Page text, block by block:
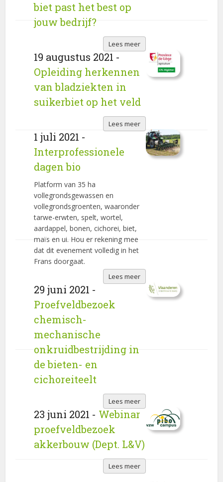
biet past het best op
jouw bedrijf?
Lees meer
19 augustus 2021 -
Opleiding herkennen
van bladziekten in
suikerbiet op het veld
Lees meer
1 juli 2021 -
Interprofessionele
dagen bio
Platform van 35 ha
vollegrondsgewassen en
vollegrondsgroenten, waaronder
tarwe-erwten, spelt, wortel,
aardappel, bonen, cichorei, biet,
maïs en ui. Hou er rekening mee
dat dit evenement volledig in het
Frans doorgaat.
Lees meer
29 juni 2021 -
Proefveldbezoek
chemisch-
mechanische
onkruidbestrijding in
de bieten- en
cichoreiteelt
Lees meer
23 juni 2021 - Webinar
proefveldbezoek
akkerbouw (Dept. L&V)
Lees meer